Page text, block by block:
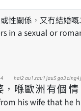
性關係，又冇結婚嘅
， 喺
hai2
歐
au1
洲
zau1
有
jau5
個
go3
情
cing4
his wife that he